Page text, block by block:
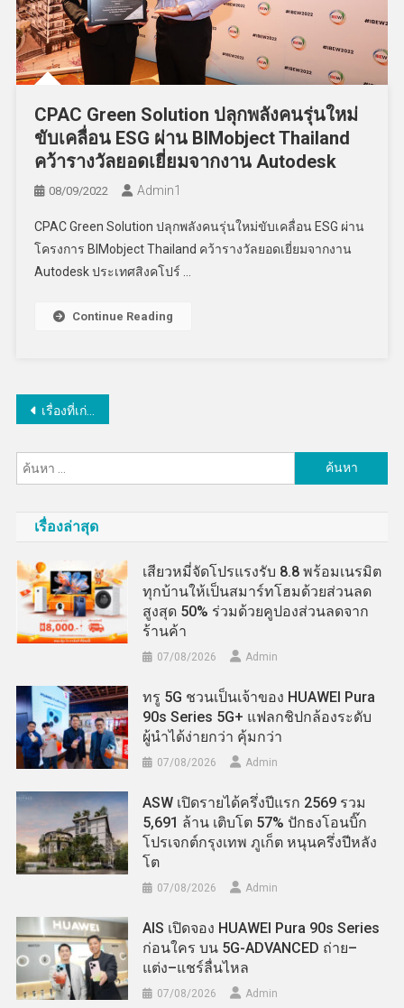
CPAC Green Solution ปลุกพลังคนรุ่นใหม่
ขับเคลื่อน ESG ผ่าน BIMobject Thailand
คว้ารางวัลยอดเยี่ยมจากงาน Autodesk
08/09/2022 Admin​1
CPAC Green Solution ปลุกพลังคนรุ่นใหม่ขับเคลื่อน ESG ผ่าน
โครงการ BIMobject Thailand คว้ารางวัลยอดเยี่ยมจากงาน
Autodesk ประเทศสิงคโปร์ …
Continue Reading
แนะแนว
เรื่อง
เรื่องที่เก่ากว่า
สำหรับ:
เรื่องล่าสุด
เสียวหมี่จัดโปรแรงรับ 8.8 พร้อมเนรมิต
ทุกบ้านให้เป็นสมาร์ทโฮมด้วยส่วนลด
สูงสุด 50% ร่วมด้วยคูปองส่วนลดจาก
ร้านค้า
07/08/2026 Admin
ทรู 5G ชวนเป็นเจ้าของ HUAWEI Pura
90s Series 5G+ แฟลกชิปกล้องระดับ
ผู้นำได้ง่ายกว่า คุ้มกว่า
07/08/2026 Admin
ASW เปิดรายได้ครึ่งปีแรก 2569 รวม
5,691 ล้าน เติบโต 57% ปักธงโอนบิ๊ก
โปรเจกต์กรุงเทพ ภูเก็ต หนุนครึ่งปีหลัง
โต
07/08/2026 Admin
AIS เปิดจอง HUAWEI Pura 90s Series
ก่อนใคร บน 5G-ADVANCED ถ่าย–
แต่ง–แชร์ลื่นไหล
07/08/2026 Admin